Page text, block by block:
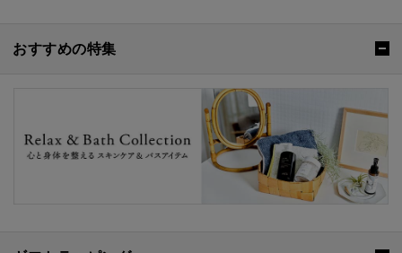
おすすめの特集